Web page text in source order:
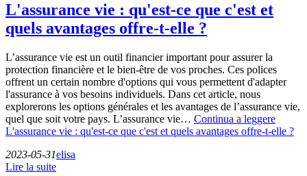
L'assurance vie : qu'est-ce que c'est et
quels avantages offre-t-elle ?
L’assurance vie est un outil financier important pour assurer la
protection financière et le bien-être de vos proches. Ces polices
offrent un certain nombre d'options qui vous permettent d'adapter
l'assurance à vos besoins individuels. Dans cet article, nous
explorerons les options générales et les avantages de l’assurance vie,
quel que soit votre pays. L’assurance vie… Continua a leggere
L'assurance vie : qu'est-ce que c'est et quels avantages offre-t-elle ?
2023-05-31elisa
Lire la suite